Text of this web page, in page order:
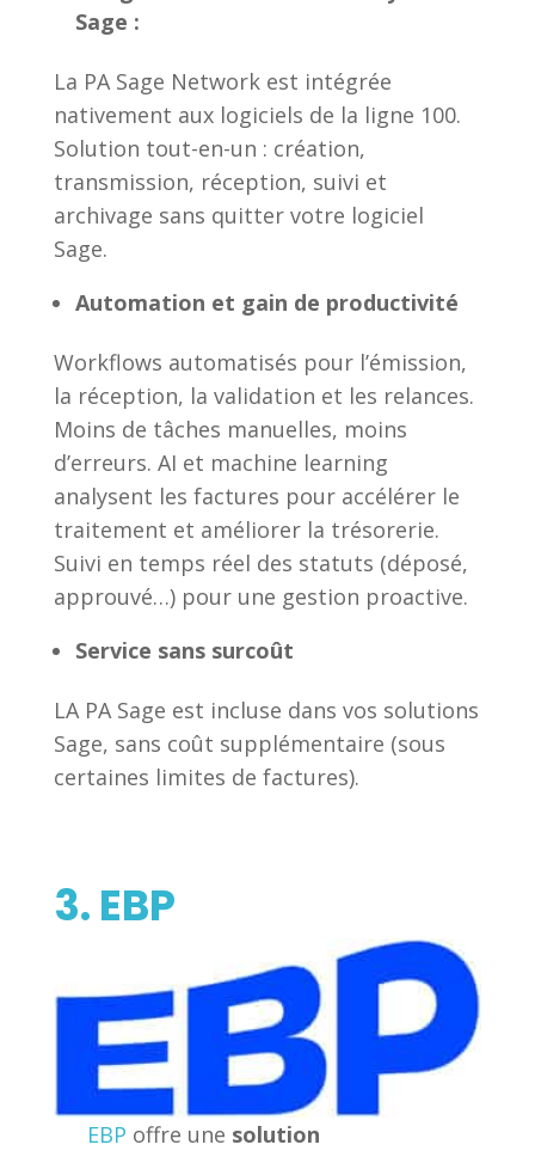
Sage :
La PA Sage Network est intégrée
nativement aux logiciels de la ligne 100.
Solution tout-en-un : création,
transmission, réception, suivi et
archivage sans quitter votre logiciel
Sage.
Automation et gain de productivité
Workflows automatisés pour l’émission,
la réception, la validation et les relances.
Moins de tâches manuelles, moins
d’erreurs. AI et machine learning
analysent les factures pour accélérer le
traitement et améliorer la trésorerie.
Suivi en temps réel des statuts (déposé,
approuvé…) pour une gestion proactive.
Service sans surcoût
LA PA Sage est incluse dans vos solutions
Sage, sans coût supplémentaire (sous
certaines limites de factures).
3. EBP
EBP offre une solution